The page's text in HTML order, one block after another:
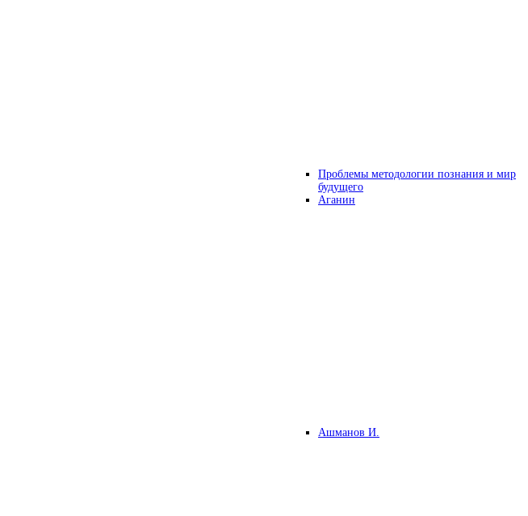
Проблемы методологии познания и мир
будущего
Аганин
Ашманов И.